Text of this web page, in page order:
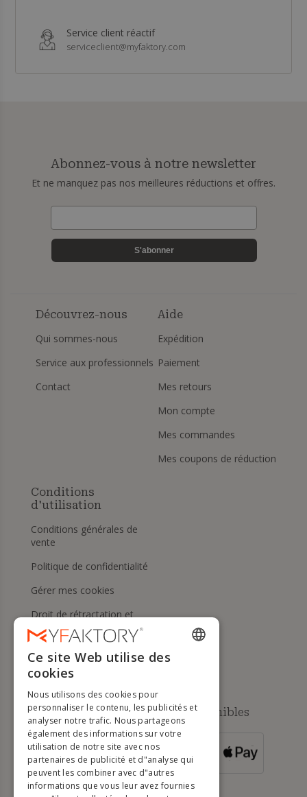
Service client réactif
serviceclient@myfaktory.com
Abonnez-vous à notre newsletter
Et ne manquez pas nos meilleures réductions et offres.
S'abonner
Découvrez-nous
Qui sommes-nous
Service aux professionnels
Contact
Aide
Expédition
Paiement
Mes retours
Mon compte
Mes commandes
Mes coupons de réduction
Conditions
d'utilisation
Conditions générales de
vente
Politique de confidentialité
Gérer mes cookies
Droit de rétractation et
retours
Aide
Méthodes de paiement disponibles
POUR LES
COMMANDES
SUPÉRIEURES À
ENGLISH
DUTCH
GERMAN
PORTUGUESE
Ce site Web utilise des
cookies
Nous utilisons des cookies pour
personnaliser le contenu, les publicités et
analyser notre trafic. Nous partageons
également des informations sur votre
utilisation de notre site avec nos
partenaires de publicité et d"analyse qui
peuvent les combiner avec d"autres
informations que vous leur avez fournies